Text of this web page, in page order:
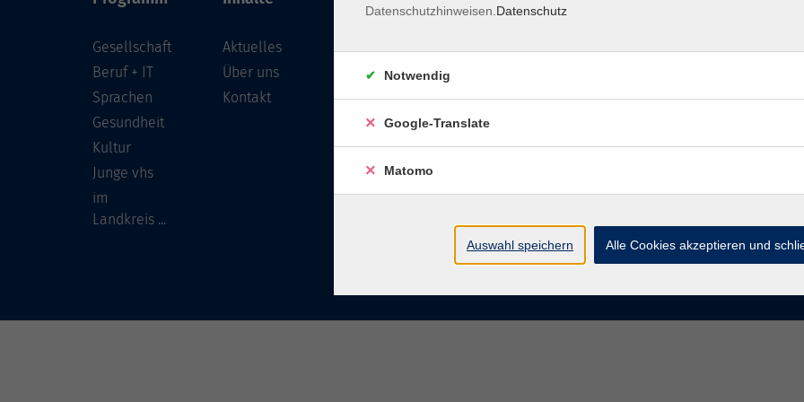
Gesellschaft
Beruf + IT
Sprachen
Gesundheit
Kultur
Junge vhs
im
Landkreis ...
Aktuelles
Über uns
Kontakt
96450 Coburg
info@vhs-coburg.de
Tel: 09561 8825-0
Datenschutzhinweisen. Datenschutz
Notwendig
Google-Translate
Matomo
Auswahl speichern Alle Cookies akzeptieren und